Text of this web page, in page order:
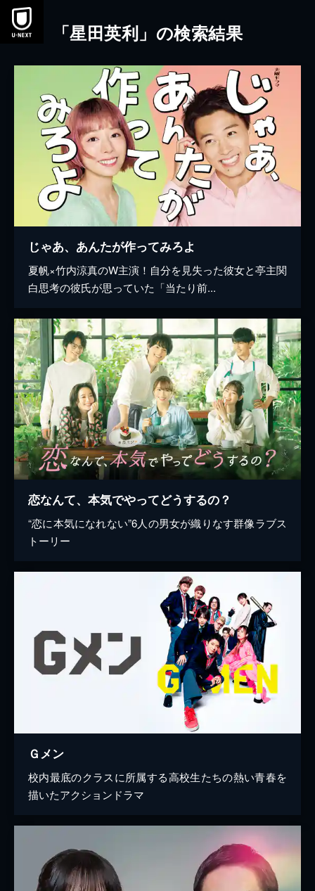
本文へスキップ
「星田英利」の検索結果
じゃあ、あんたが作ってみろよ
夏帆×竹内涼真のW主演！自分を見失った彼女と亭主関
白思考の彼氏が思っていた「当たり前...
恋なんて、本気でやってどうするの？
“恋に本気になれない”6人の男女が織りなす群像ラブス
トーリー
Ｇメン
校内最底のクラスに所属する高校生たちの熱い青春を
描いたアクションドラマ